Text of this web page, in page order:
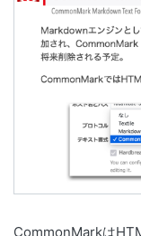
CommonMarkは